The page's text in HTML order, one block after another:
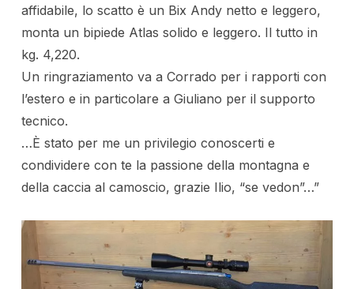
affidabile, lo scatto è un Bix Andy netto e leggero,
monta un bipiede Atlas solido e leggero. Il tutto in
kg. 4,220.
Un ringraziamento va a Corrado per i rapporti con
l’estero e in particolare a Giuliano per il supporto
tecnico.
…È stato per me un privilegio conoscerti e
condividere con te la passione della montagna e
della caccia al camoscio, grazie Ilio, “se vedon”…”